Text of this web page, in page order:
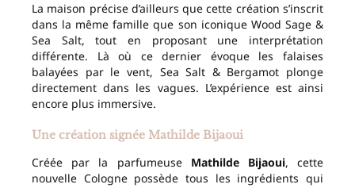
La maison précise d’ailleurs que cette création s’inscrit
dans la même famille que son iconique Wood Sage &
Sea Salt, tout en proposant une interprétation
différente. Là où ce dernier évoque les falaises
balayées par le vent, Sea Salt & Bergamot plonge
directement dans les vagues. L’expérience est ainsi
encore plus immersive.
Une création signée Mathilde Bijaoui
Créée par la parfumeuse Mathilde Bijaoui, cette
nouvelle Cologne possède tous les ingrédients qui